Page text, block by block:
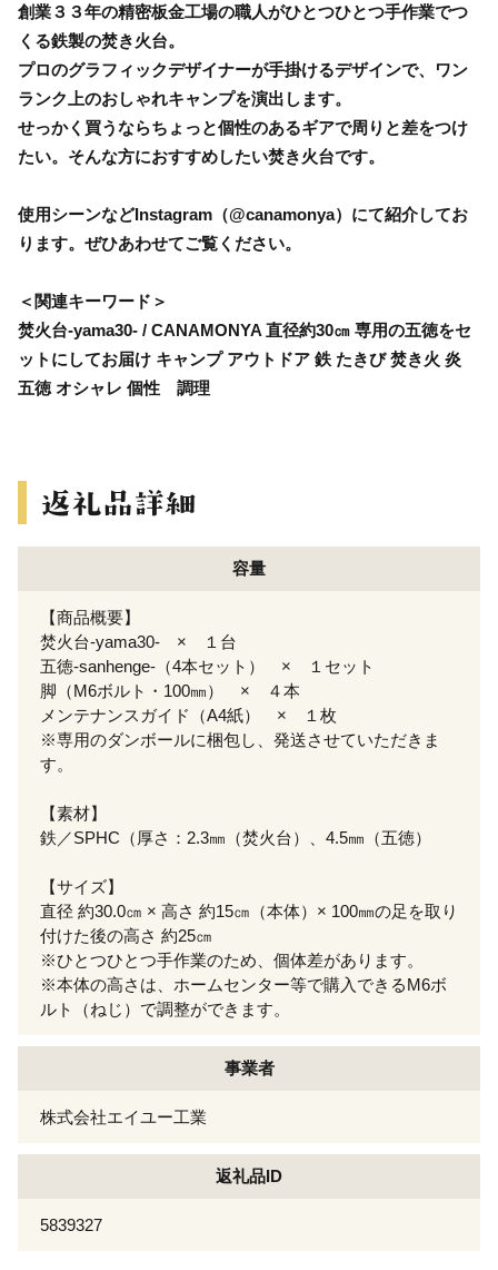
創業３３年の精密板金工場の職人がひとつひとつ手作業でつ
くる鉄製の焚き火台。
プロのグラフィックデザイナーが手掛けるデザインで、ワン
ランク上のおしゃれキャンプを演出します。
せっかく買うならちょっと個性のあるギアで周りと差をつけ
たい。そんな方におすすめしたい焚き火台です。
使用シーンなどInstagram（@canamonya）にて紹介してお
ります。ぜひあわせてご覧ください。
＜関連キーワード＞
焚火台-yama30- / CANAMONYA 直径約30㎝ 専用の五徳をセ
ットにしてお届け キャンプ アウトドア 鉄 たきび 焚き火 炎
五徳 オシャレ 個性 調理
容量
【商品概要】
焚火台-yama30- × １台
五徳-sanhenge-（4本セット） × １セット
脚（M6ボルト・100㎜） × ４本
メンテナンスガイド（A4紙） × １枚
※専用のダンボールに梱包し、発送させていただきま
す。
【素材】
鉄／SPHC（厚さ：2.3㎜（焚火台）、4.5㎜（五徳）
【サイズ】
直径 約30.0㎝ × 高さ 約15㎝（本体）× 100㎜の足を取り
付けた後の高さ 約25㎝
※ひとつひとつ手作業のため、個体差があります。
※本体の高さは、ホームセンター等で購入できるM6ボ
ルト（ねじ）で調整ができます。
事業者
株式会社エイユー工業
返礼品ID
5839327